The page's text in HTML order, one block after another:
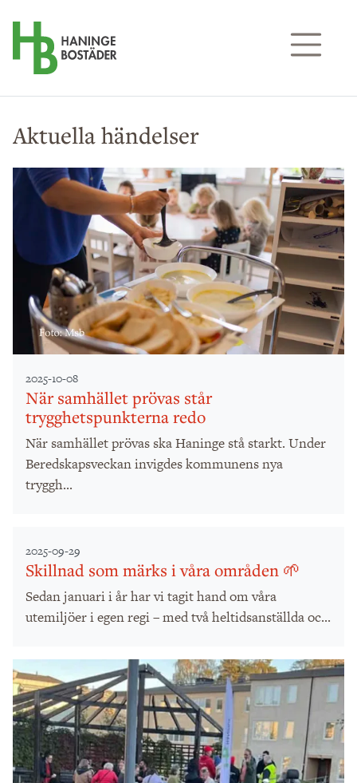
Aktuella händelser
2025-10-08
När samhället prövas står
trygghetspunkterna redo
När samhället prövas ska Haninge stå starkt. Under
Beredskapsveckan invigdes kommunens nya
tryggh...
2025-09-29
Skillnad som märks i våra områden 🌱
Sedan januari i år har vi tagit hand om våra
utemiljöer i egen regi – med två heltidsanställda oc...